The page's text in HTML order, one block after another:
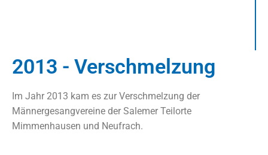
2013 - Verschmelzung
Im Jahr 2013 kam es zur Verschmelzung der
Männergesangvereine der Salemer Teilorte
Mimmenhausen und Neufrach.